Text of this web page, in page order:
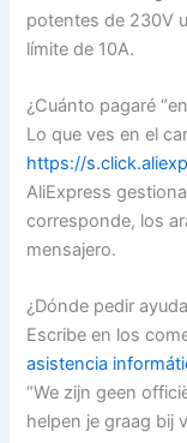
potentes de 230V
límite de 10A.
¿Cuánto pagaré
Lo que ves en el
https://
AliExpress
corresponde, los
mensajero.
¿Dónde pedir
Escribe en los
asistencia
“We zijn geen
helpen je graag bij